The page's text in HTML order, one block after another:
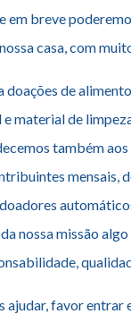
em breve
casa, com
doações de
e material de
também aos
mensais,
nossa missão
ajudar, favor entrar